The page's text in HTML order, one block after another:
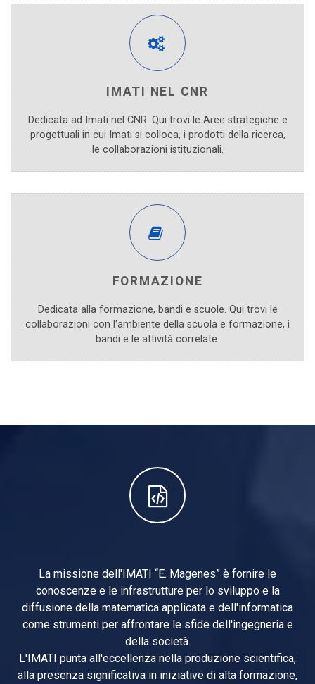
IMATI NEL CNR
Dedicata ad Imati nel CNR. Qui trovi le Aree strategiche e
progettuali in cui Imati si colloca, i prodotti della ricerca,
le collaborazioni istituzionali.
FORMAZIONE
Dedicata alla formazione, bandi e scuole. Qui trovi le
collaborazioni con l'ambiente della scuola e formazione, i
bandi e le attività correlate.
La missione dell'IMATI “E. Magenes” è fornire le
conoscenze e le infrastrutture per lo sviluppo e la
diffusione della matematica applicata e dell'informatica
come strumenti per affrontare le sfide dell'ingegneria e
della società.
L'IMATI punta all'eccellenza nella produzione scientifica,
alla presenza significativa in iniziative di alta formazione,